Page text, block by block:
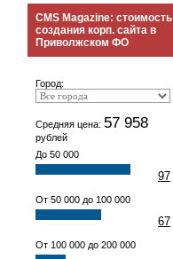
CMS Magazine: стоимость
создания корп. сайта в
Приволжском ФО
Город:
Средняя цена: 57 958
рублей
До 50 000
97
От 50 000 до 100 000
67
От 100 000 до 200 000